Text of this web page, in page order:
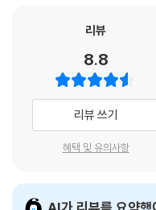
해답의 의미를 알기 위해서는
요하다며 이것을 설계한다. 이
결과가 출력되려는 결정적인
하려는 우주인들에 의해 파괴되
지구 파괴 직전에 극적으로 탈
기도 하는 초고속 항해의 여정
람들을 비롯, 각자 별난 개성을
리뷰
8.8
리뷰 쓰기
혜택 및 유의사항